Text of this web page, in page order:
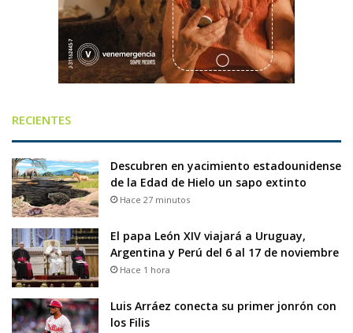
RECIENTES
Descubren en yacimiento estadounidense
de la Edad de Hielo un sapo extinto
Hace 27 minutos
El papa León XIV viajará a Uruguay,
Argentina y Perú del 6 al 17 de noviembre
Hace 1 hora
Luis Arráez conecta su primer jonrón con
los Filis